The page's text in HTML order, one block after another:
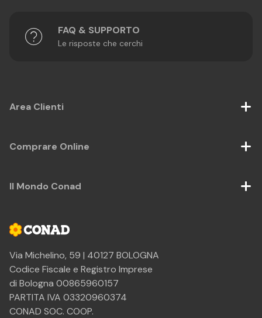
FAQ & SUPPORTO
Le risposte che cerchi
Via Michelino, 59 | 40127 BOLOGNA
Codice Fiscale e Registro Imprese
di Bologna 00865960157
PARTITA IVA 03320960374
CONAD SOC. COOP.
Area Clienti
Comprare Online
Il Mondo Conad